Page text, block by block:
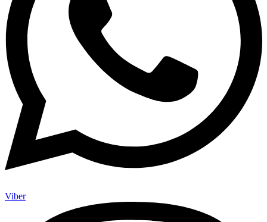
Viber